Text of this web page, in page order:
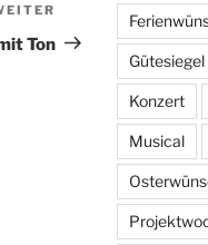
Nächster
Beitrag
Ton
Gütesiegel
Konzert
Musical